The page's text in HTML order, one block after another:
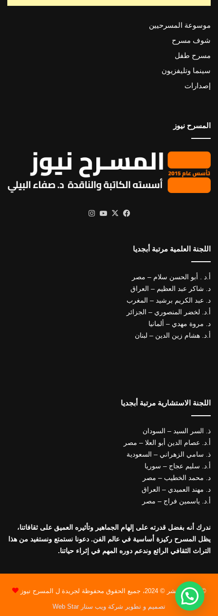
موسوعة المسرحيين
شوف مسرح
مسرح طفل
سينما وتليفزيون
إصدارات
المسرح نيوز
فيسبوك
X يوتيوب
اللجنة العلمية مرتبة أبجديا
أ.د . أبو الحسن سلام – مصر
د. شاكر عبد العظيم – العراق
د. عبد الكريم برشيد – المغرب
أ.د. لخضر المنصوري – الجزائر
د. مروة مهدي – ألمانيا
أ.د. هشام زين الدين – لبنان
اللجنة الاستشارية مرتبة أبجديا
ذ. السر السيد – السودان
أ.د. عصام الدين أبو العلا – مصر
ذ. سامي الزهراني – السعودية
أ.د. سليم عجاج – سوريا
د. محمد الخطيب – مصر
د. مهند العميدي – العراق
أ.د. ياسمين فراج – مصر
ندرك أنه بفضل قدرته على إلهام الجماهير وتأثيره العميق على ثقافاتنا،
يظل المسرح ركيزة أساسية في عالم الفن. دعونا نستمتع ونستفيد من هذا
التراث الثقافي الرائع وندعم دوره المهم في إثراء حياتنا.
© حقوق النشر © 2024، جميع الحقوق محفوظة لجريدة ل المسرح نيوز
تصميم و تطوير شركة ويب ستار Web Star